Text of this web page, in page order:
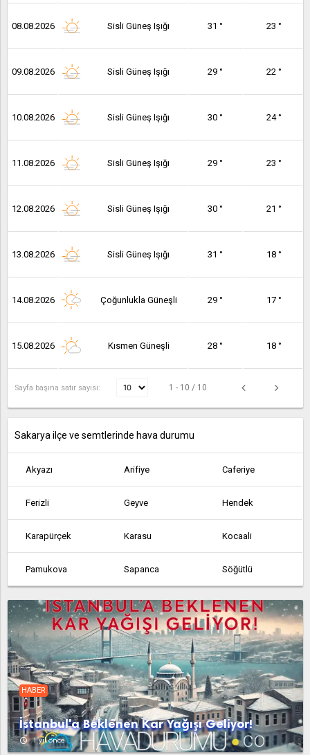
08.08.2026 Sisli Güneş Işığı 31 ° 23 °
09.08.2026 Sisli Güneş Işığı 29 ° 22 °
10.08.2026 Sisli Güneş Işığı 30 ° 24 °
11.08.2026 Sisli Güneş Işığı 29 ° 23 °
12.08.2026 Sisli Güneş Işığı 30 ° 21 °
13.08.2026 Sisli Güneş Işığı 31 ° 18 °
14.08.2026 Çoğunlukla Güneşli 29 ° 17 °
15.08.2026 Kısmen Güneşli 28 ° 18 °
Sayfa başına satır sayısı: 1 - 10 / 10
Sakarya ilçe ve semtlerinde hava durumu
Akyazı Arifiye Caferiye
Ferizli Geyve Hendek
Karapürçek Karasu Kocaali
Pamukova Sapanca Söğütlü
Taraklı Yukarı Söğütlü
HABER
İstanbul'a Beklenen Kar Yağışı Geliyor!
access_time 1 yıl önce